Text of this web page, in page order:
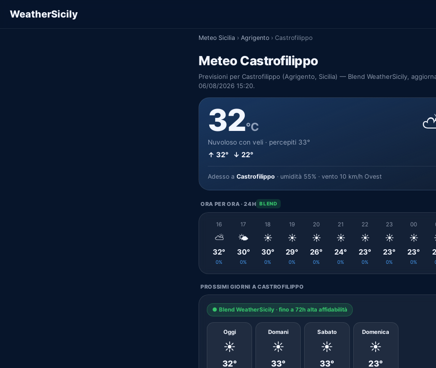
WeatherSicily
Meteo Sicilia › Agrigento › Castrofilippo
Meteo Castrofilippo
Previsioni per Castrofilippo (Agrigento, Sicilia) — Blend WeatherSicily,
06/08/2026 15:20.
32°C
Nuvoloso con veli · percepiti 33°
↑ 32° ↓ 22°
Adesso a Castrofilippo · umidità 55% · vento 10 km/h Ovest
ORA PER ORA · 24H BLEND
16
⛅
32°
0%
17
🌤️
30°
0%
18
☀️
30°
0%
19
☀️
29°
0%
20
☀️
26°
0%
21
☀️
24°
0%
22
☀️
23°
0%
23
☀️
23°
0%
00
☀️
23°
0%
PROSSIMI GIORNI A CASTROFILIPPO
● Blend WeatherSicily · fino a 72h alta affidabilità
Oggi
☀️
32°
Domani
☀️
33°
Sabato
☀️
33°
Domenica
☀️
23°